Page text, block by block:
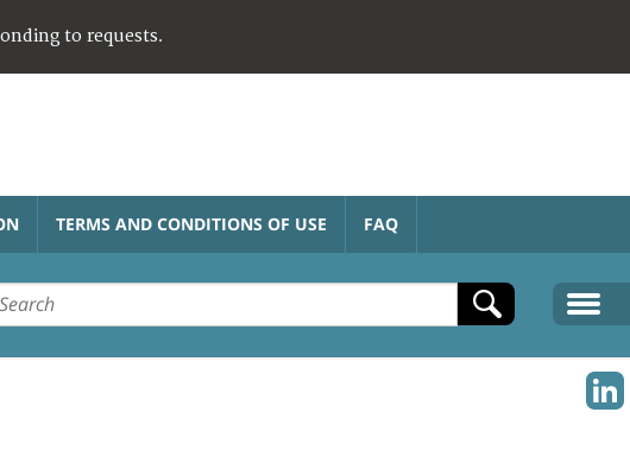
to requests.
TERMS AND CONDITIONS OF USE FAQ